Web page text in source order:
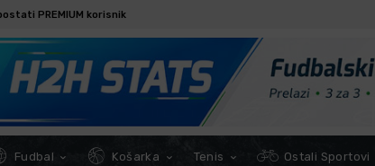
PREMIUM korisnik
Fudbal Košarka Tenis Ostali Sportovi